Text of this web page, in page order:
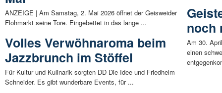
ANZEIGE | Am Samstag, 2. Mai 2026 öffnet der Geisweider
Flohmarkt seine Tore. Eingebettet in das lange ...
Volles Verwöhnaroma beim
Jazzbrunch im Stöffel
Für Kultur und Kulinarik sorgten DD Die Idee und Friedhelm
Schneider. Es gibt wunderbare Events, für ...
noch
Am 30.
einen